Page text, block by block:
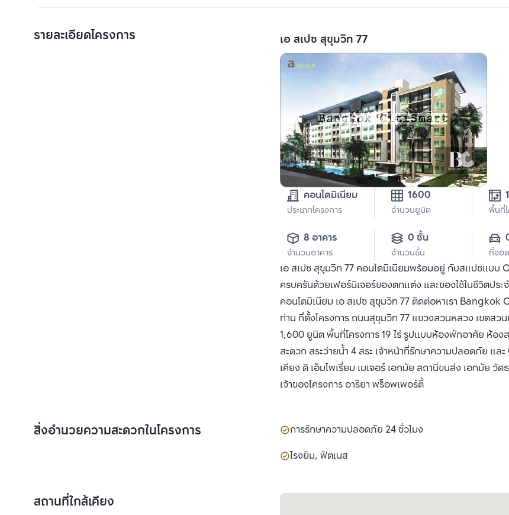
รายละเอียดโครงการ เอ สเปซ สุขุมวิท 77
คอนโดมิเนียม
ประเภทโครงการ
1600
จำนวนยูนิต พื้นที่
8 อาคาร
จำนวนอาคาร
0 ชั้น
จำนวนชั้น ที่จอ
เอ สเปซ สุขุมวิท 77 คอนโดมิเนียมพร้อมอยู่ กับสแปซแบ
ครบครันด้วยเฟอร์นิเจอร์ของตกแต่ง และของใช้ในชีวิตปร
คอนโดมิเนียม เอ สเปซ สุขุมวิท 77 ติดต่อหาเรา Bangkok
ท่าน ที่ตั้งโครงการ ถนนสุขุมวิท 77 แขวงสวนหลวง เขตสว
1,600 ยูนิต พื้นที่โครงการ 19 ไร่ รูปแบบห้องพักอาศัย ห้อ
สะดวก สระว่ายน้ำ 4 สระ เจ้าหน้าที่รักษาความปลอดภัย
เคียง ดิ เอ็มโพเรี่ยม เมเจอร์ เอกมัย สถานีขนส่ง เอกมัย
เจ้าของโครงการ อารียา พร็อพเพอร์ตี้
สิ่งอำนวยความสะดวกในโครงการ การรักษาความปลอดภัย 24 ชั่วโมง
โรงยิม, ฟิตเนส
สถานที่ใกล้เคียง